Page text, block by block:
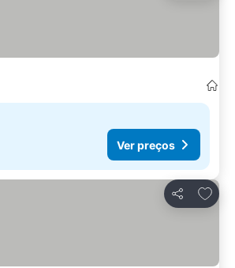
Ver preços
Partilhar